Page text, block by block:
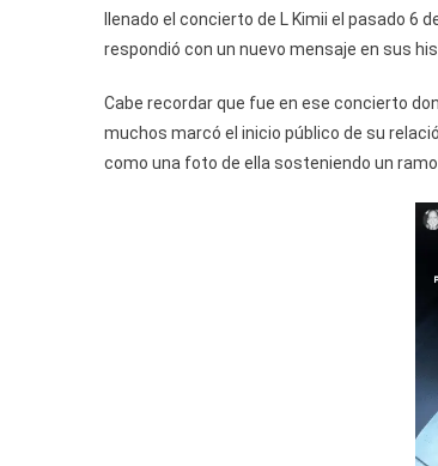
llenado el concierto de L Kimii el pasado 6
respondió con un nuevo mensaje en sus
Cabe recordar que fue en ese concierto
muchos marcó el inicio público de su
como una foto de ella sosteniendo un